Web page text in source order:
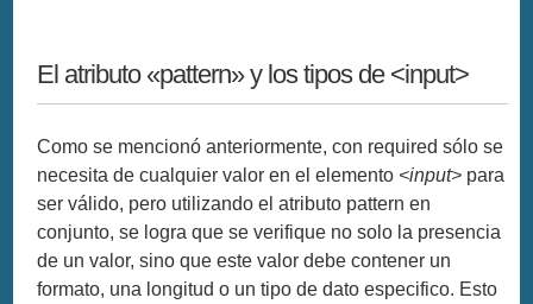
El atributo «pattern» y los tipos de <input>
Como se mencionó anteriormente, con required sólo se
necesita de cualquier valor en el elemento <input> para
ser válido, pero utilizando el atributo pattern en
conjunto, se logra que se verifique no solo la presencia
de un valor, sino que este valor debe contener un
formato, una longitud o un tipo de dato especifico. Esto